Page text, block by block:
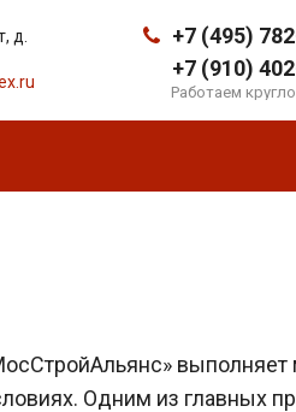
+7 (495)
+7 (910)
Работаем
д.
выполняет
Одним из главных